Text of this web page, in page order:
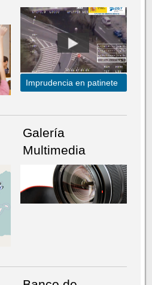
Imprudencia en patinete
Galería
Multimedia